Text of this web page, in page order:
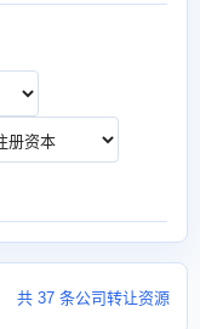
共 37 条公司转让资源